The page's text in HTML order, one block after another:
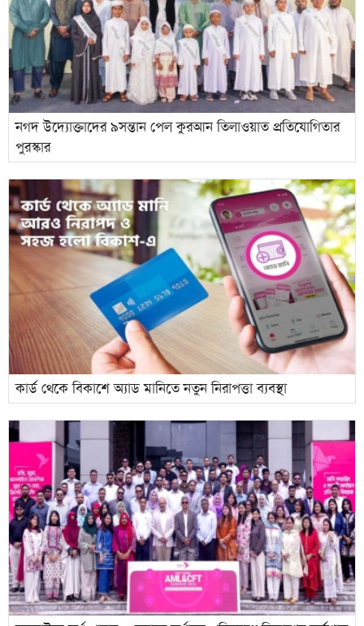
নগদ উদ্যোক্তাদের ৯সন্তান পেল কুরআন তিলাওয়াত প্রতিযোগিতার
পুরস্কার
কার্ড থেকে বিকাশে অ্যাড মানিতে নতুন নিরাপত্তা ব্যবস্থা